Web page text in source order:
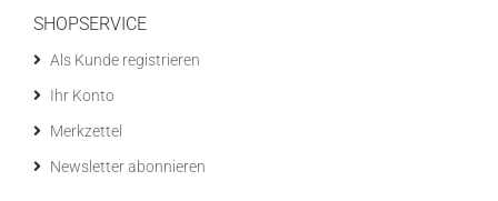
SHOPSERVICE
Als Kunde registrieren
Ihr Konto
Merkzettel
Newsletter abonnieren